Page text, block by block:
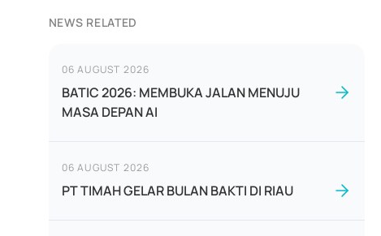
NEWS RELATED
06 AUGUST 2026
BATIC 2026: MEMBUKA JALAN MENUJU
MASA DEPAN AI
06 AUGUST 2026
PT TIMAH GELAR BULAN BAKTI DI RIAU